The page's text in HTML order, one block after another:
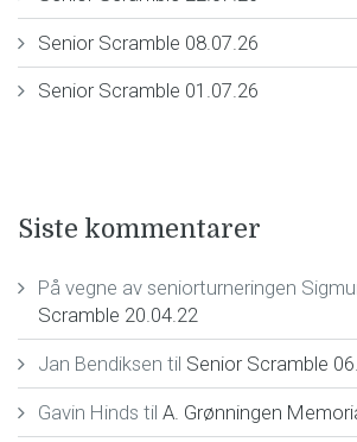
Senior Scramble 08.07.26
Senior Scramble 01.07.26
Siste kommentarer
På vegne av seniorturneringen
Scramble 20.04.22
Jan Bendiksen til Senior Scramble
Gavin Hinds til A. Grønningen